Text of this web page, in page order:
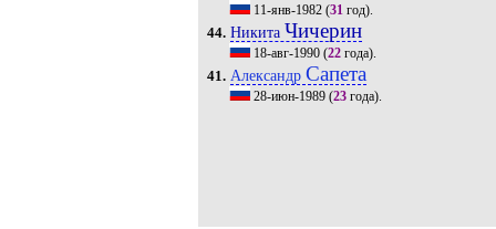
11-янв-1982(31год).
44. Никита Чичерин
18-авг-1990(22года).
41. Александр Сапета
28-июн-1989(23года).